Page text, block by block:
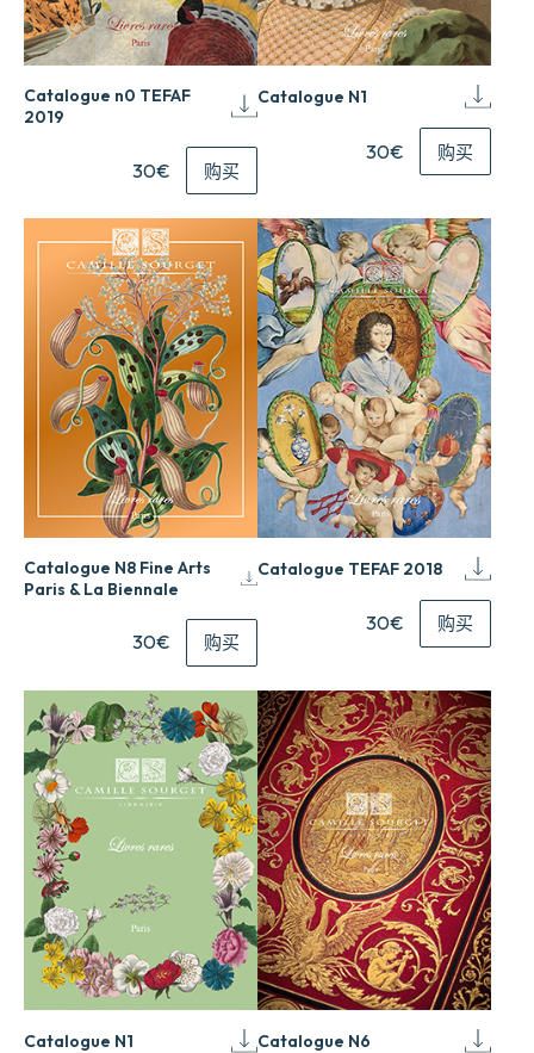
Catalogue n0 TEFAF
2019
30€ 购买
Catalogue N1
30€ 购买
Catalogue N8 Fine Arts
Paris & La Biennale
30€ 购买
Catalogue TEFAF 2018
30€ 购买
Catalogue N1 Catalogue N6